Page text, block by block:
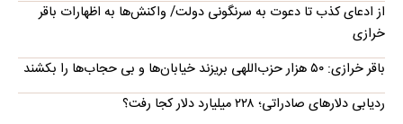
از ادعای کذب تا دعوت به سرنگونی دولت/ واکنش‌ها به اظهارات باقر
خرازی‌
باقر خرازی: ۵۰ هزار حزب‌اللهی بریزند خیابان‌ها و بی حجاب‌ها را بکشند
ردیابی دلارهای صادراتی؛ ۲۲۸ میلیارد دلار کجا رفت؟